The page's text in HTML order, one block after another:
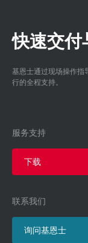
快速交
基恩士通过现场操作指
行的全程支持。
服务支持
下载
联系我们
询问基恩士